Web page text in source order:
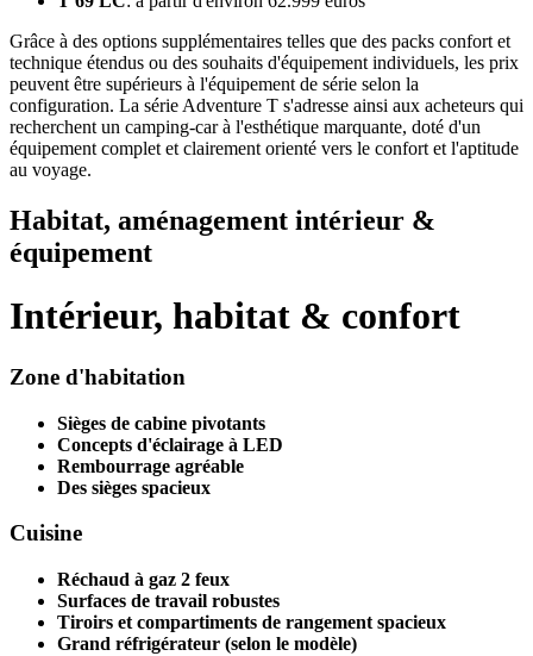
Grâce à des options supplémentaires telles que des packs confort et
technique étendus ou des souhaits d'équipement individuels, les prix
peuvent être supérieurs à l'équipement de série selon la
configuration. La série Adventure T s'adresse ainsi aux acheteurs qui
recherchent un camping-car à l'esthétique marquante, doté d'un
équipement complet et clairement orienté vers le confort et l'aptitude
au voyage.
Habitat, aménagement intérieur &
équipement
Intérieur, habitat & confort
Zone d'habitation
Sièges de cabine pivotants
Concepts d'éclairage à LED
Rembourrage agréable
Des sièges spacieux
Cuisine
Réchaud à gaz 2 feux
Surfaces de travail robustes
Tiroirs et compartiments de rangement spacieux
Grand réfrigérateur (selon le modèle)